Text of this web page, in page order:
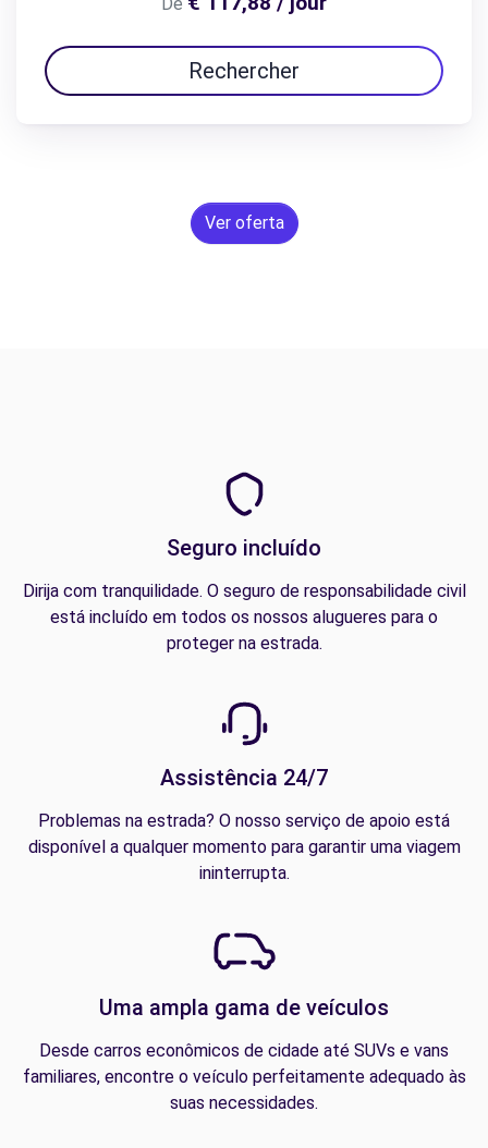
Rechercher
Ver oferta
Seguro incluído
Dirija com tranquilidade. O seguro de responsabilidade civil
está incluído em todos os nossos alugueres para o
proteger na estrada.
Assistência 24/7
Problemas na estrada? O nosso serviço de apoio está
disponível a qualquer momento para garantir uma viagem
ininterrupta.
Uma ampla gama de veículos
Desde carros econômicos de cidade até SUVs e vans
familiares, encontre o veículo perfeitamente adequado às
suas necessidades.